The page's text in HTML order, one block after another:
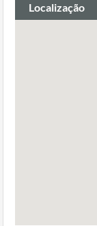
Localização